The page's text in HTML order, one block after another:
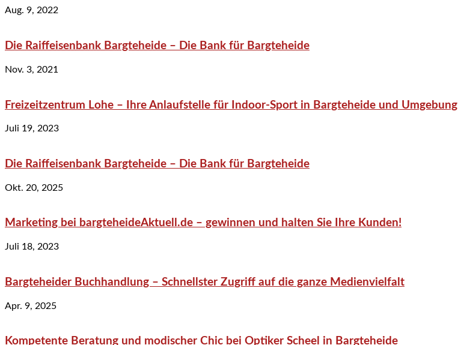
Aug. 9, 2022
Die Raiffeisenbank Bargteheide – Die Bank für Bargteheide
Nov. 3, 2021
Freizeitzentrum Lohe – Ihre Anlaufstelle für Indoor-Sport in Bargteheide und Umgebung
Juli 19, 2023
Die Raiffeisenbank Bargteheide – Die Bank für Bargteheide
Okt. 20, 2025
Marketing bei bargteheideAktuell.de – gewinnen und halten Sie Ihre Kunden!
Juli 18, 2023
Bargteheider Buchhandlung – Schnellster Zugriff auf die ganze Medienvielfalt
Apr. 9, 2025
Kompetente Beratung und modischer Chic bei Optiker Scheel in Bargteheide